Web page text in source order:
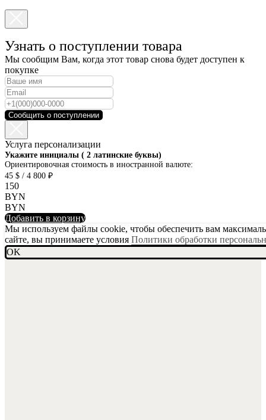
Узнать о поступлении товара
Мы сообщим Вам, когда этот товар снова будет доступен к
покупке
Сообщить о поступлении
Услуга персонализации
Укажите инициалы ( 2 латинские буквы)
Ориентировочная стоимость в иностранной валюте:
45 $ / 4 800 ₽
150
BYN
BYN
Добавить в корзину
Мы используем файлы cookie, чтобы обеспечить вам
сайте, вы принимаете условия Политики обработки
OK